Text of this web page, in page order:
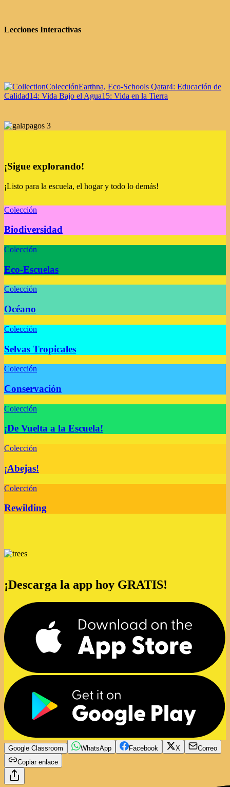
Lecciones Interactivas
ColecciónEarthna, Eco-Schools Qatar4: Educación de
Calidad14: Vida Bajo el Agua15: Vida en la Tierra
¡Sigue explorando!
¡Listo para la escuela, el hogar y todo lo demás!
Colección
Biodiversidad
Colección
Eco-Escuelas
Colección
Océano
Colección
Selvas Tropicales
Colección
Conservación
Colección
¡De Vuelta a la Escuela!
Colección
¡Abejas!
Colección
Rewilding
¡Descarga la app hoy GRATIS!
Google Classroom WhatsApp Facebook X
Correo
Copiar enlace